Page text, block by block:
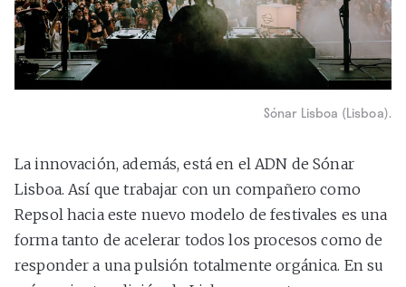
Sónar Lisboa (Lisboa).
La innovación, además, está en el ADN de Sónar
Lisboa. Así que trabajar con un compañero como
Repsol hacia este nuevo modelo de festivales es una
forma tanto de acelerar todos los procesos como de
responder a una pulsión totalmente orgánica. En su